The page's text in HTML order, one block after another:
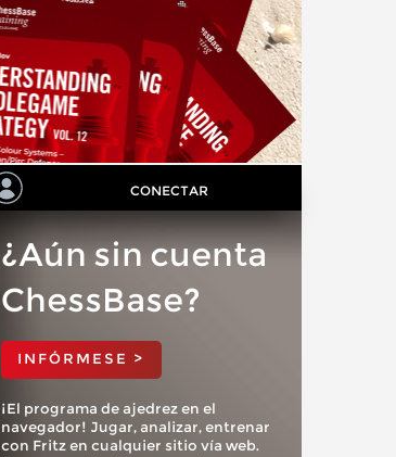
CONECTAR
¿Aún sin cuenta
ChessBase?
INFÓRMESE >
¡El programa de ajedrez en el
navegador! Jugar, analizar, entrenar
con Fritz en cualquier sitio vía web.